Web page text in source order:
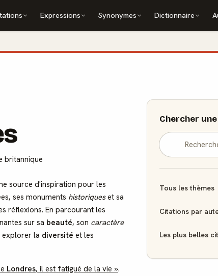
Expressions Synonymes Dictionnaire
britannique
source d'inspiration pour les
ses monuments historiqueset sa
réflexions. En parcourant les
sur sa beauté, son caractère
explorer la diversité et les
Londres, il est fatigué de la vie ».
Chercher
Tous les thèmes
Citations par
Les plus belles